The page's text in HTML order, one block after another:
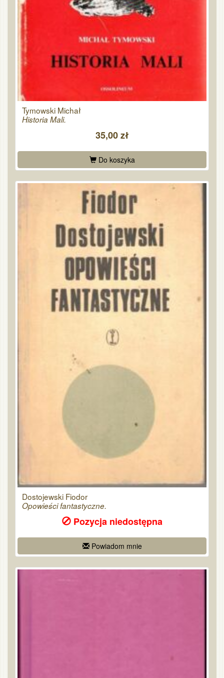
Tymowski Michał
Historia Mali.
35,00 zł
Do koszyka
Dostojewski Fiodor
Opowieści fantastyczne.
Pozycja niedostępna
Powiadom mnie